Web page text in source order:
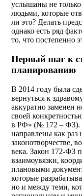
услышаны не
людьми, которые
ли это? Делать
однако есть ряд
то, что постепенно
Первый шаг к
планированию
В 2014 году была
вернуться к
аккуратно заменен
своей
в РФ» (№ 172 – ФЗ).
направлены как раз
законотворчестве,
века. Закон 172-ФЗ
взаимоувязки,
плановыми
которые
но и между теми,